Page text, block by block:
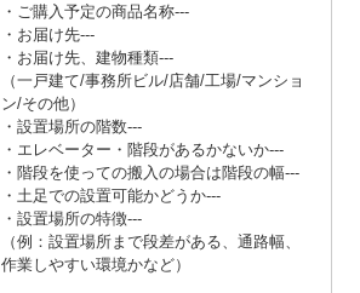
・ご購入予定の商品名称---
・お届け先---
・お届け先、建物種類---
（一戸建て/事務所ビル/店舗/工場/マンショ
ン/その他）
・設置場所の階数---
・エレベーター・階段があるかないか---
・階段を使っての搬入の場合は階段の幅---
・土足での設置可能かどうか---
・設置場所の特徴---
（例：設置場所まで段差がある、通路幅、
作業しやすい環境かなど）